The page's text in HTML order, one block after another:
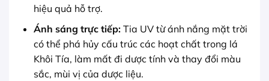
hiệu quả hỗ trợ.
Ánh sáng trực tiếp:Tia UV từ ánh nắng mặt trời
có thể phá hủy cấu trúc các hoạt chất trong lá
Khôi Tía, làm mất đi dược tính và thay đổi màu
sắc, mùi vị của dược liệu.